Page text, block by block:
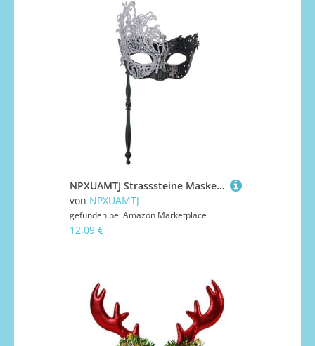
NPXUAMTJ Strasssteine ​​Maskerade Maske Frauen Venezianer Masque Party/Ball Prom/Hochzeit/Wanddekoration Mardi Gras Kostüm Masquerade
von NPXUAMTJ
gefunden bei Amazon Marketplace
12,09 €